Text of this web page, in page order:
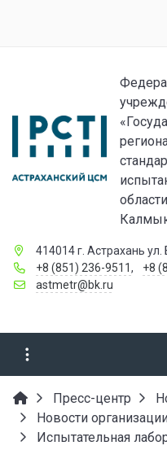
414014 г. Астрахань ул.
+8 (851) 236-9511,
+8
astmetr@bk.ru
Пресс-центр
Новости
Испытательная